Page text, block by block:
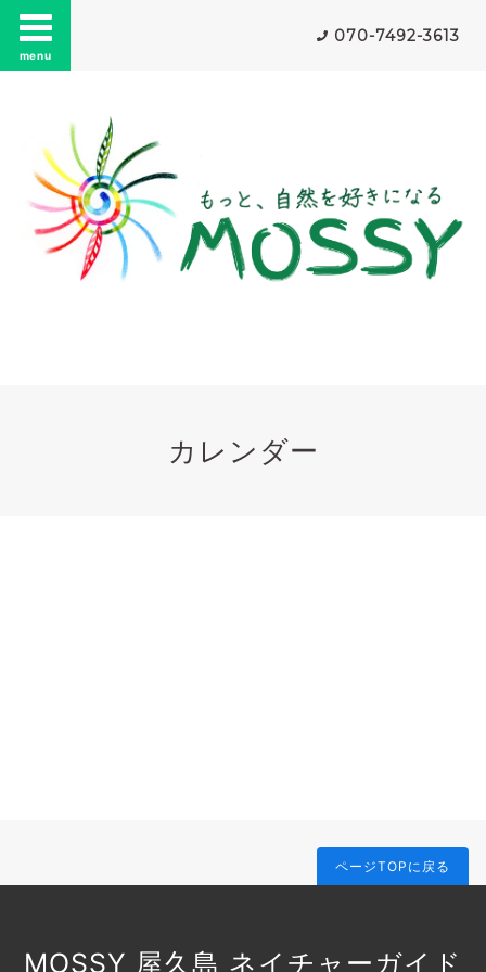
menu
070-7492-3613
カレンダー
ページTOPに戻る
MOSSY 屋久島 ネイチャーガイド